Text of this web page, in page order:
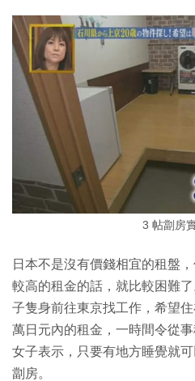
3 帖劏房
日本不是沒有價錢相宜的租盤
較高的租金的話，就比較困難
子隻身前往東京找工作，希望
萬日元內的租金，一時間令從
女子表示，只要有地方睡覺就
劏房。